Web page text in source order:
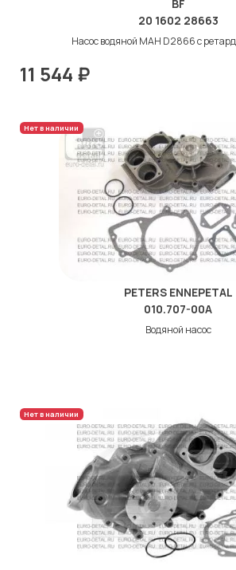
BF
20 1602 28663
Насос водяной МАН D2866 с
11 544 ₽
Нет в наличии
PETERS ENNEPETAL
010.707-00A
Водяной насос
Нет в наличии